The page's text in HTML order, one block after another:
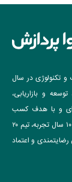
تکنولوژی در سال
و بازاریابی،
و با هدف کسب
رضایت مشتریان خود فعالیت می‌کند. پیام آوا پردازش با بیش از ۱۰ سال تجربه، تیم ۲۰
و اعتماد